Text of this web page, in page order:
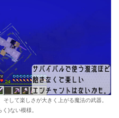
して楽しさが大きく上がる魔法の武器。
)ない模様。